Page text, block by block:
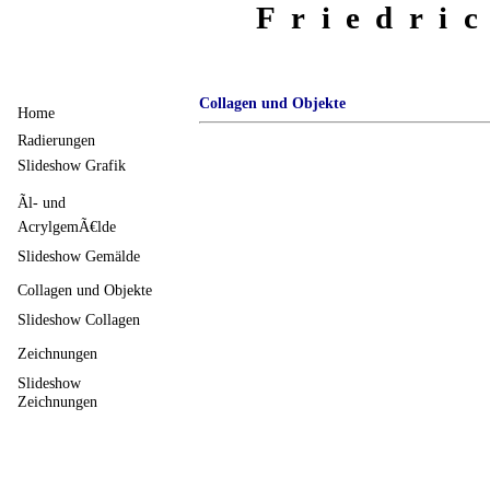
Collagen und Objekte
Home
Radierungen
Slideshow Grafik
Ãl- und
AcrylgemÃ€lde
Slideshow Gemälde
Collagen und Objekte
Slideshow Collagen
Zeichnungen
Slideshow
Zeichnungen